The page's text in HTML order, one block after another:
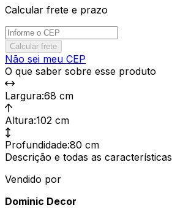
Calcular frete e prazo
Calcular frete
Não sei meu CEP
O que saber sobre esse produto
Largura:68 cm
Altura:102 cm
Profundidade:80 cm
Descrição e todas as características
Vendido por
Dominic Decor